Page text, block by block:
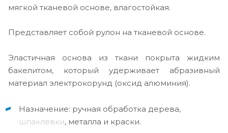
мягкой тканевой основе, влагостойкая.
Представляет собой рулон на тканевой основе.
Эластичная основа из ткани покрыта жидким
бакелитом, который удерживает абразивный
материал электрокорунд (оксид алюминия).
Назначение: ручная обработка дерева,
шпаклевки, металла и краски.